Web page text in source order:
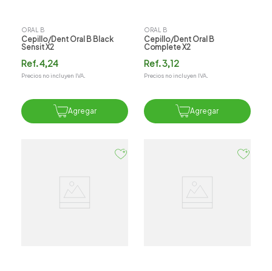
ORAL B
Cepillo/dent Oral B Black
Sensit X2
Ref.4,24
Precios no incluyen IVA.
Agregar
ORAL B
Cepillo/dent Oral B
Complete X2
Ref.3,12
Precios no incluyen IVA.
Agregar